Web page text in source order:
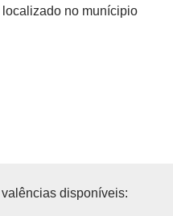
no munícipio
disponíveis: